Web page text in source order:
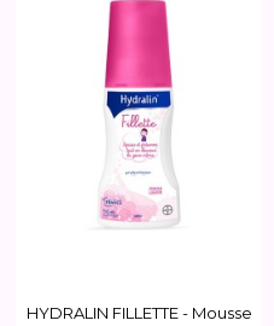
HYDRALIN FILLETTE - Mousse